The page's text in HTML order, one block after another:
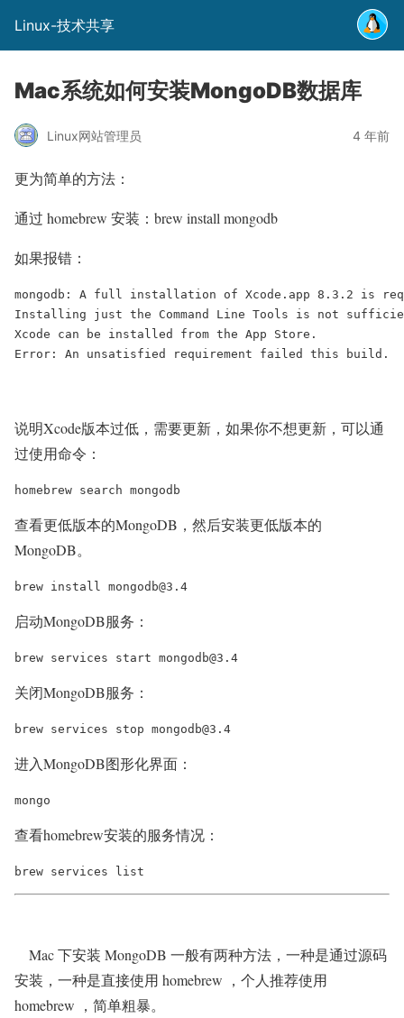
Linux-技术共享
Mac系统如何安装MongoDB数据库
Linux网站管理员 4 年前
更为简单的方法：
通过 homebrew 安装：brew install mongodb
如果报错：
mongodb: A full installation of Xcode.app 8.3.2 is
Installing just the Command Line Tools is not
Xcode can be installed from the App Store.
Error: An unsatisfied requirement failed this build.
说明Xcode版本过低，需要更新，如果你不想更新，可以通
过使用命令：
homebrew search mongodb
查看更低版本的MongoDB，然后安装更低版本的
MongoDB。
brew install mongodb@3.4
启动MongoDB服务：
brew services start mongodb@3.4
关闭MongoDB服务：
brew services stop mongodb@3.4
进入MongoDB图形化界面：
mongo
查看homebrew安装的服务情况：
brew services list
Mac 下安装 MongoDB 一般有两种方法，一种是通过源码
安装，一种是直接使用 homebrew ，个人推荐使用
homebrew ，简单粗暴。